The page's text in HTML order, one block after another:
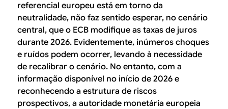
referencial europeu está em torno da
neutralidade, não faz sentido esperar, no cenário
central, que o ECB modifique as taxas de juros
durante 2026. Evidentemente, inúmeros choques
e ruídos podem ocorrer, levando à necessidade
de recalibrar o cenário. No entanto, com a
informação disponível no início de 2026 e
reconhecendo a estrutura de riscos
prospectivos, a autoridade monetária europeia